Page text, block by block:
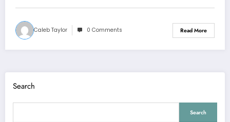
Caleb Taylor 0 Comments Read More
Search
Search